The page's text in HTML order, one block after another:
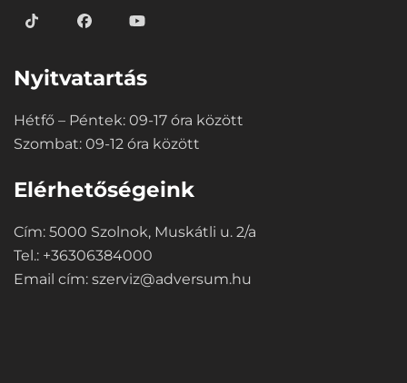
Nyitvatartás
Hétfő – Péntek: 09-17 óra között
Szombat: 09-12 óra között
Elérhetőségeink
Cím: 5000 Szolnok, Muskátli u. 2/a
Tel.: +36306384000
Email cím: szerviz@adversum.hu